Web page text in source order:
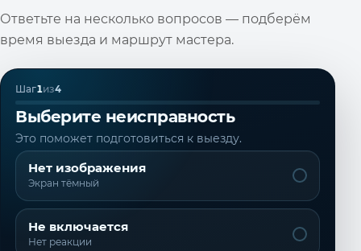
Ответьте на несколько вопросов — подберём
время выезда и маршрут мастера.
Шаг1из4
Выберите неисправность
Это поможет подготовиться к выезду.
Нет изображения
Экран тёмный
Не включается
Нет реакции